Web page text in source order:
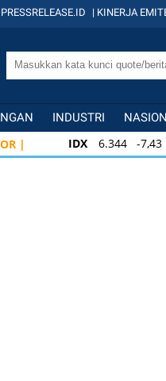
PRESSRELEASE.ID | KINERJA
INDUSTRI
| IDX 6.344 -7,43
IDX 6.344 -